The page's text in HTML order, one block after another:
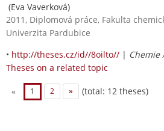
(Eva Vaverková)
2011, Diplomová práce, Fakulta
Univerzita Pardubice
• http://theses.cz/id//8oilto// | Chemie
Theses on a related topic
« 1 2 » (total: 12 theses)